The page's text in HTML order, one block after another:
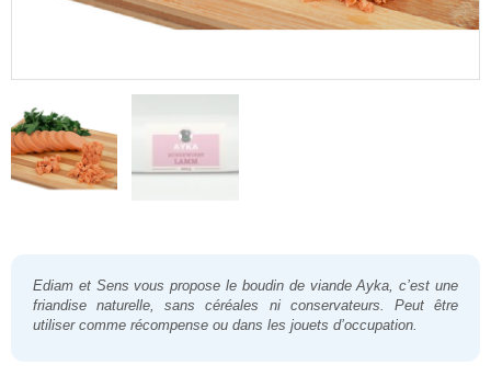
Ediam et Sens vous propose le boudin de viande Ayka, c’est une
friandise naturelle, sans céréales ni conservateurs. Peut être
utiliser comme récompense ou dans les jouets d’occupation.